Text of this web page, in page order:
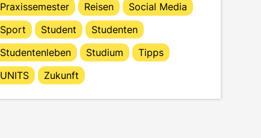
Praxissemester
Reisen
Social Media
Sport
Student
Studenten
Studentenleben
Studium
Tipps
UNITS
Zukunft